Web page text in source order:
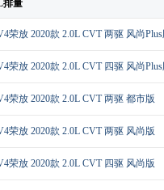
排量
荣放 2020款 2.0L CVT 两驱 风尚
荣放 2020款 2.0L CVT 四驱 风尚
荣放 2020款 2.0L CVT 两驱 都市版
荣放 2020款 2.0L CVT 两驱 风尚版
荣放 2020款 2.0L CVT 四驱 风尚版